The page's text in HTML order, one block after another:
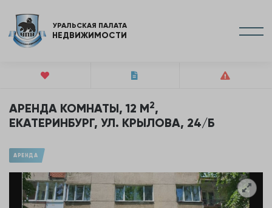
УРАЛЬСКАЯ ПАЛАТА
НЕДВИЖИМОСТИ
АРЕНДА КОМНАТЫ, 12 М2,
ЕКАТЕРИНБУРГ, УЛ. КРЫЛОВА, 24/Б
АРЕНДА